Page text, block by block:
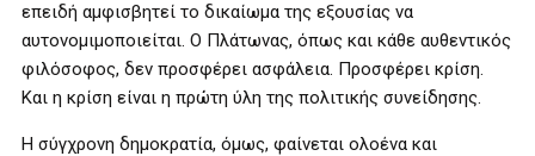
επειδή αμφισβητεί το δικαίωμα της εξουσίας να
αυτονομιμοποιείται. Ο Πλάτωνας, όπως και κάθε αυθεντικός
φιλόσοφος, δεν προσφέρει ασφάλεια. Προσφέρει κρίση.
Και η κρίση είναι η πρώτη ύλη της πολιτικής συνείδησης.
Η σύγχρονη δημοκρατία, όμως, φαίνεται ολοένα και